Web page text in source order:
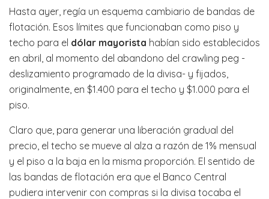
Hasta ayer, regía un esquema cambiario de bandas de
flotación. Esos límites que funcionaban como piso y
techo para el dólar mayorista habían sido establecidos
en abril, al momento del abandono del crawling peg -
deslizamiento programado de la divisa- y fijados,
originalmente, en $1.400 para el techo y $1.000 para el
piso.
Claro que, para generar una liberación gradual del
precio, el techo se mueve al alza a razón de 1% mensual
y el piso a la baja en la misma proporción. El sentido de
las bandas de flotación era que el Banco Central
pudiera intervenir con compras si la divisa tocaba el